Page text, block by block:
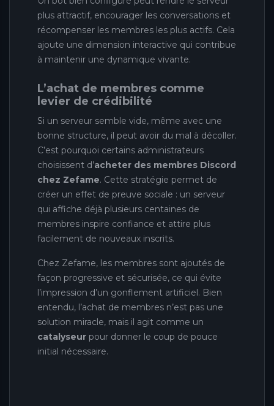
plus attractif, encourager les conversations et
récompenser les membres les plus actifs. Cela
ajoute une dimension interactive qui contribue
à maintenir une dynamique vivante.
L’achat de membres comme
levier de crédibilité
Si un serveur semble vide, même avec une
bonne structure, il peut avoir du mal à décoller.
C’est pourquoi certains administrateurs
choisissent d’acheter des membres Discord
chez Zefame. Cette stratégie permet de
créer un effet de preuve sociale : un serveur
qui affiche déjà plusieurs centaines de
membres inspire confiance et attire plus
facilement de nouveaux inscrits.
Chez Zefame, les membres sont ajoutés de
façon progressive et sécurisée, ce qui évite
l’impression d’un gonflement artificiel. Bien
entendu, l’achat de membres n’est pas une
solution miracle, mais il agit comme un
catalyseur pour donner le coup de pouce
initial nécessaire.